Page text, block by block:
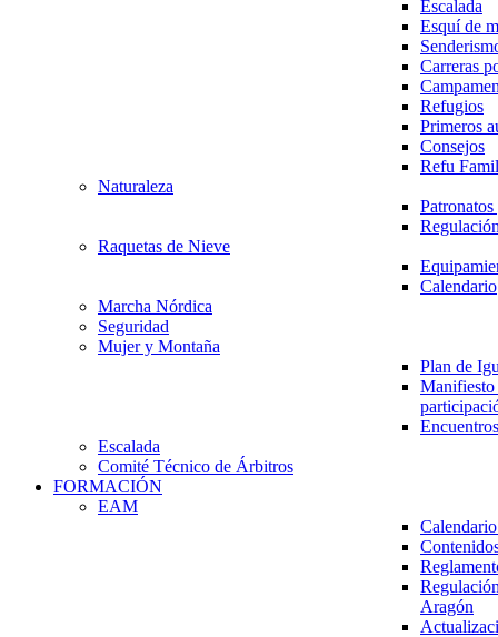
Escalada
Esquí de
Carreras
Refugios
Primeros
Consejos
Refu
Naturaleza
Raquetas de Nieve
Calendario
Marcha Nórdica
Seguridad
Mujer y Montaña
Plan de
Escalada
Comité Técnico de Árbitros
FORMACIÓN
EAM
Aragón